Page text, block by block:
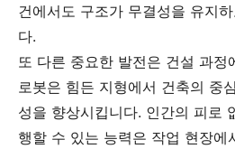
건에서도 구조가 무결성을 유지
다.
또 다른 중요한 발전은 건설 과정
로봇은 힘든 지형에서 건축의 중
성을 향상시킵니다. 인간의 피로
행할 수 있는 능력은 작업 현장에